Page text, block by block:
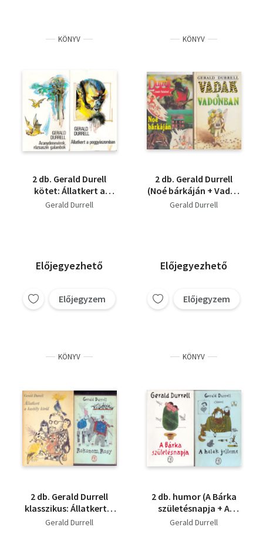
KÖNYV
2 db. Gerald Durell
kötet: Állatkert a
poggyászomban +
Gerald Durrell
Előjegyezhető
Előjegyzem
KÖNYV
2 db. Gerald Durrell
(Noé bárkáján + Vadak
a vadonban)
Gerald Durrell
Előjegyezhető
Előjegyzem
KÖNYV
2 db. Gerald Durrell
klasszikus: Állatkert a
kastély körül +
Gerald Durrell
KÖNYV
2 db. humor (A Bárka
születésnapja + A
halak jelleme)
Gerald Durrell